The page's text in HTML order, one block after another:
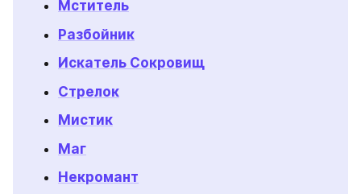
Мститель
Разбойник
Искатель Сокровищ
Стрелок
Мистик
Маг
Некромант